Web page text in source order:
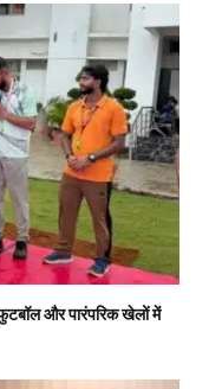
और पारंपरिक खेलों में